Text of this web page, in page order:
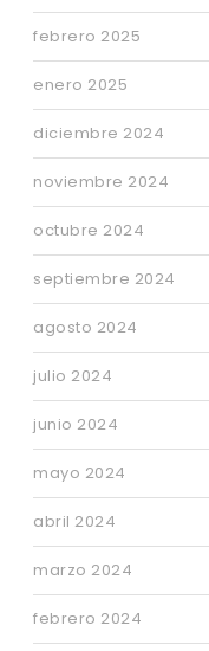
febrero 2025
enero 2025
diciembre 2024
noviembre 2024
octubre 2024
septiembre 2024
agosto 2024
julio 2024
junio 2024
mayo 2024
abril 2024
marzo 2024
febrero 2024